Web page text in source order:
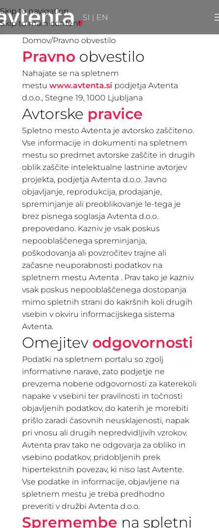
Skip to navigation
Skip to main content
SI | EN
Domov Pravno obvestilo
Pravnoobvestilo
Nahajate se na spletnem
mestu www.avtenta.si podjetja Avtenta
d.o.o., Stegne 19, 1000 Ljubljana
Avtorske pravice
Spletno mesto Avtenta je avtorsko zaščiteno.
Vse informacije in dokumenti na spletnem
mestu so predmet avtorske zaščite in drugih
oblik zaščite intelektualne lastnine avtorjev
projekta, podjetja Avtenta d.o.o. Javno
objavljanje, reprodukcija, prodajanje,
spreminjanje ali preoblikovanje le-tega je
brez pisnega soglasja Avtenta d.o.o.
prepovedano. Kazniv je vsak poskus
nepooblaščenega spreminjanja,
poškodovanja ali povzročitev trajne ali
začasne neuporabnosti podatkov na
spletnem mestu Avtenta . Prav tako je kazniv
vsak poskus nepooblaščenega dostopanja
mimo spletnih strani do kakršnih koli drugih
vsebin v okviru informacijskega sistema
Avtenta.
Omejitev odgovornosti
Podatki na spletnem portalu so zgolj
informativne narave, zato podjetje ne
prevzema nobene odgovornosti za katerekoli
napake v vsebini ter pravilnosti in točnosti
objavljenih podatkov, do katerih je morebiti
prišlo zaradi časovnih neusklajenosti, napak
pri vnosu ali drugih nepredvidljivih vzrokov.
Avtenta prav tako ne odgovarja za obliko in
vsebino podatkov, pridobljenih prek
hipertekstnih povezav, ki niso last Avtente.
Vse podatke in informacije, objavljene na
spletnem mestu je treba predhodno
preveriti v družbi Avtenta d.o.o.
Spremembe na spletni